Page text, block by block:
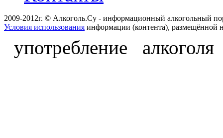
2009-2012г. © Алкоголь.Су - информационный алкогольный
Условия использования информации (контента), размещённой
употребление